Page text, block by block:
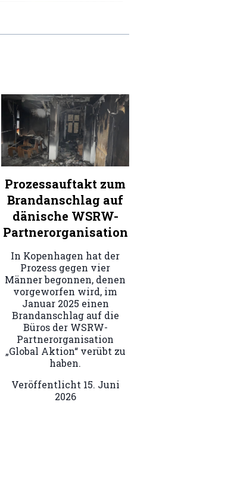
Prozessauftakt zum
Brandanschlag auf
dänische WSRW-
Partnerorganisation
In Kopenhagen hat der
Prozess gegen vier
Männer begonnen, denen
vorgeworfen wird, im
Januar 2025 einen
Brandanschlag auf die
Büros der WSRW-
Partnerorganisation
„Global Aktion“ verübt zu
haben.
Veröffentlicht 15. Juni
2026